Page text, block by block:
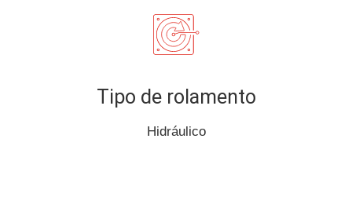
Tipo de rolamento
Hidráulico